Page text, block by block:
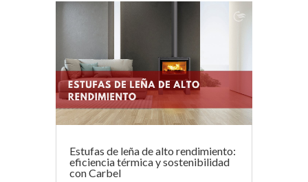
Estufas de leña de alto rendimiento:
eficiencia térmica y sostenibilidad
con Carbel